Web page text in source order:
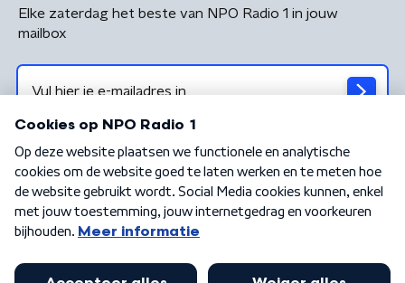
Elke zaterdag het beste van NPO Radio 1 in jouw
mailbox
Algemene voorwaarden